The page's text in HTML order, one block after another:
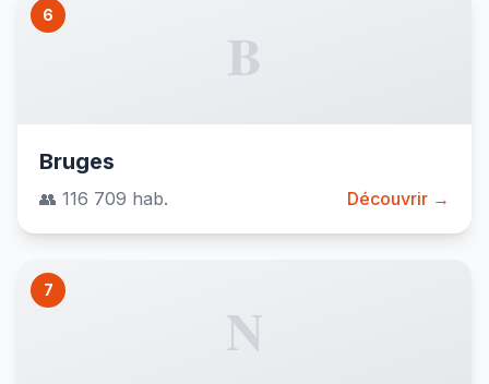
6
B
Bruges
👥 116 709 hab. Découvrir →
7
N